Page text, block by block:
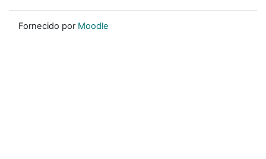
Fornecido por Moodle